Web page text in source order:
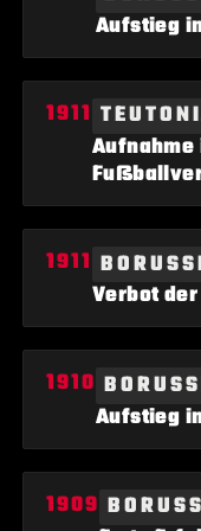
Aufstieg
Borussia 08
gemeinsam den
Teutonia 08
Fußballverband
Verbot
Der Schulleiter des
Schülern die
Aufstieg
Borussia 08